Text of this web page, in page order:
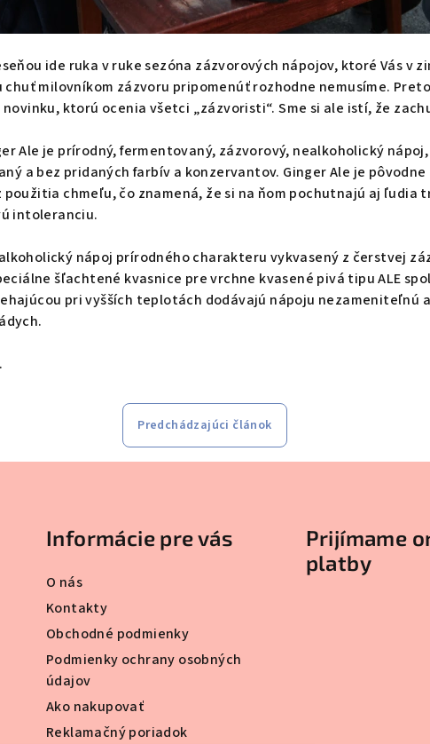
ide ruka v ruke sezóna zázvorových nápojov, ktoré Vás v
chuť milovníkom zázvoru pripomenúť rozhodne nemusíme.
ktorú ocenia všetci „zázvoristi“. Sme si ale istí, že
Ale je prírodný, fermentovaný, zázvorový, nealkoholický
a bez pridaných farbív a konzervantov. Ginger Ale je
použitia chmeľu, čo znamená, že si na ňom pochutnajú aj ľudia
intoleranciu.
nápoj prírodného charakteru vykvasený z čerstvej
šľachtené kvasnice pre vrchne kvasené pivá tipu ALE
pri vyšších teplotách dodávajú nápoju nezameniteľnú
Predchádzajúci článok
Informácie pre vás
O nás
Kontakty
Obchodné podmienky
Podmienky ochrany osobných
údajov
Ako nakupovať
Reklamačný poriadok
Prijímame
platby